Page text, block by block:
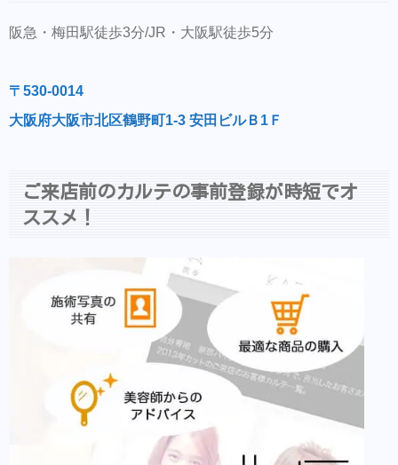
阪急・梅田駅徒歩3分/JR・大阪駅徒歩5分
〒530-0014
大阪府大阪市北区鶴野町1-3 安田ビルＢ1Ｆ
ご来店前のカルテの事前登録が時短でオ
ススメ！